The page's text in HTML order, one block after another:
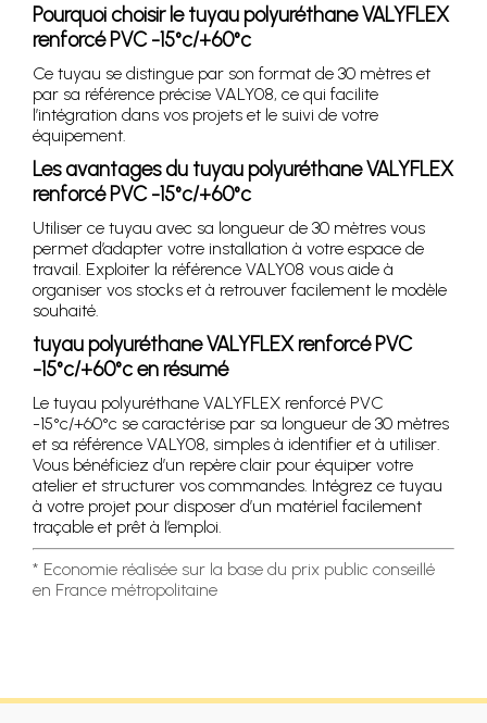
Pourquoi choisir le tuyau polyuréthane VALYFLEX
renforcé PVC -15°c/+60°c
Ce tuyau se distingue par son format de 30 mètres et
par sa référence précise VALY08, ce qui facilite
l’intégration dans vos projets et le suivi de votre
équipement.
Les avantages du tuyau polyuréthane VALYFLEX
renforcé PVC -15°c/+60°c
Utiliser ce tuyau avec sa longueur de 30 mètres vous
permet d’adapter votre installation à votre espace de
travail. Exploiter la référence VALY08 vous aide à
organiser vos stocks et à retrouver facilement le modèle
souhaité.
tuyau polyuréthane VALYFLEX renforcé PVC
-15°c/+60°c en résumé
Le tuyau polyuréthane VALYFLEX renforcé PVC
-15°c/+60°c se caractérise par sa longueur de 30 mètres
et sa référence VALY08, simples à identifier et à utiliser.
Vous bénéficiez d’un repère clair pour équiper votre
atelier et structurer vos commandes. Intégrez ce tuyau
à votre projet pour disposer d’un matériel facilement
traçable et prêt à l’emploi.
* Economie réalisée sur la base du prix public conseillé
en France métropolitaine